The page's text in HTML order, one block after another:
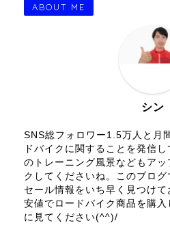
ABOUT ME
シン
SNS総フォロワー1.5万人と月
ドバイクに関することを発信
のトレーニング風景などもア
クしてくださいね。このブロ
セール情報をいち早く見つけ
安値でロードバイク商品を購
に見てください(^^)/